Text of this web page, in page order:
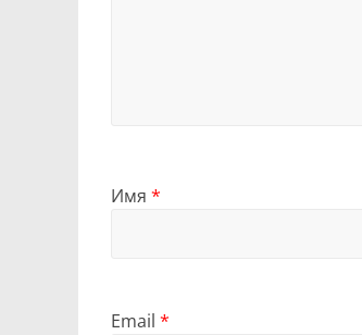
Имя *
Email *